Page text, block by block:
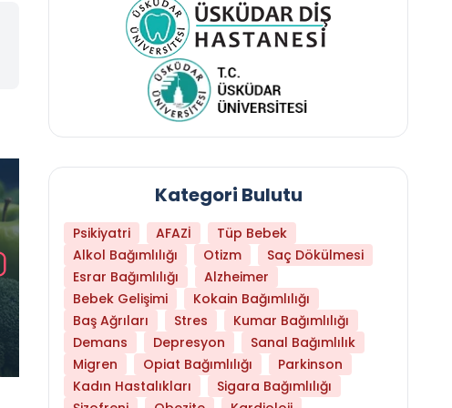
Daha Az Protein Tüketmek Yaşlanmayı
Kategori Bulutu
Psikiyatri AFAZİ
Tüp Bebek
Alkol Bağımlılığı
Otizm
Saç Dökülmesi
Esrar Bağımlılığı
Alzheimer
Bebek Gelişimi
Kokain Bağımlılığı
Baş Ağrıları
Stres
Kumar Bağımlılığı
Demans
Depresyon
Sanal Bağımlılık
Migren
Opiat Bağımlılığı
Parkinson
Kadın Hastalıkları
Sigara Bağımlılığı